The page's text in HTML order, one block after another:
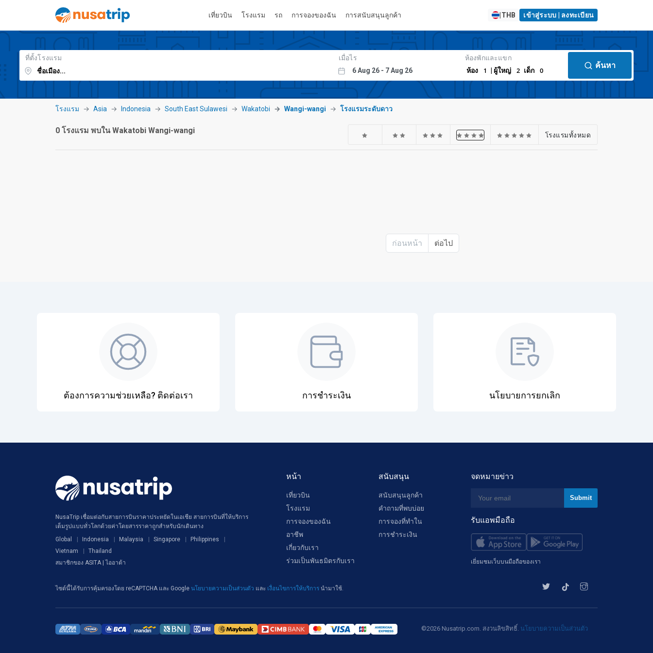
เที่ยวบิน โรงแรม รถ การจองของฉัน การสนับสนุนลูกค้า THB เข้าสู่ระบบ | ลงทะเบียน
ที่ตั้งโรงแรม เมื่อไร
ห้องพักและแขก
ห้อง
1 | ผู้ใหญ่ 2 เด็ก 0
ค้นหา
โรงแรม Asia Indonesia South East Sulawesi Wakatobi Wangi-wangi โรงแรมระดับดาว
0 โรงแรม พบใน Wakatobi Wangi-wangi โรงแรมทั้งหมด
ก่อนหน้า ต่อไป
ต้องการความช่วยเหลือ? ติดต่อเรา การชำระเงิน นโยบายการยกเลิก
NusaTrip เชื่อมต่อกับสายการบินราคาประหยัดในเอเชีย สายการบินที่ให้บริการ
เต็มรูปแบบทั่วโลกด้วยค่าโดยสารราคาถูกสำหรับนักเดินทาง
Global
Indonesia Malaysia Singapore
Philippines
Vietnam
Thailand
สมาชิกของ ASITA | ไออาต้า
หน้า
เที่ยวบิน
โรงแรม
การจองของฉัน
อาชีพ
เกี่ยวกับเรา
ร่วมเป็นพันธมิตรกับเรา
สนับสนุน
สนับสนุนลูกค้า
คำถามที่พบบ่อย
การจองที่ทำใน
การชำระเงิน
จดหมายข่าว
รับแอพมือถือ
เยี่ยมชมเว็บบนมือถือของเรา
ไซต์นี้ได้รับการคุ้มครองโดย reCAPTCHA และ Google นโยบายความเป็นส่วนตัว และ เงื่อนไขการให้บริการ นำมาใช้.
©2026 Nusatrip.com. สงวนลิขสิทธิ์. นโยบายความเป็นส่วนตัว